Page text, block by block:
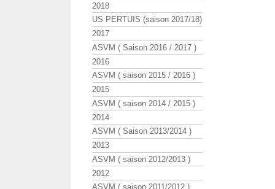
2018
US PERTUIS (saison 2017/18)
2017
ASVM ( Saison 2016 / 2017 )
2016
ASVM ( saison 2015 / 2016 )
2015
ASVM ( saison 2014 / 2015 )
2014
ASVM ( Saison 2013/2014 )
2013
ASVM ( saison 2012/2013 )
2012
ASVM ( saison 2011/2012 )